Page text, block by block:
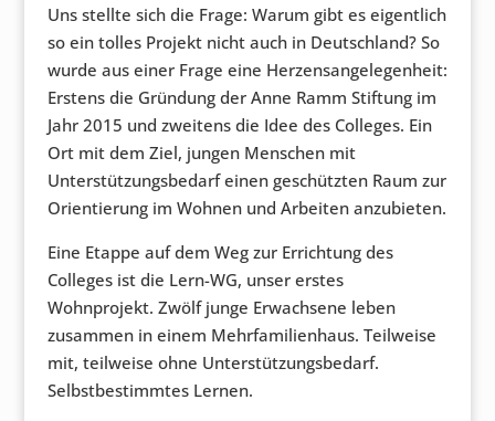
Uns stellte sich die Frage: Warum gibt es eigentlich
so ein tolles Projekt nicht auch in Deutschland? So
wurde aus einer Frage eine Herzensangelegenheit:
Erstens die Gründung der Anne Ramm Stiftung im
Jahr 2015 und zweitens die Idee des Colleges. Ein
Ort mit dem Ziel, jungen Menschen mit
Unterstützungsbedarf einen geschützten Raum zur
Orientierung im Wohnen und Arbeiten anzubieten.
Eine Etappe auf dem Weg zur Errichtung des
Colleges ist die Lern-WG, unser erstes
Wohnprojekt. Zwölf junge Erwachsene leben
zusammen in einem Mehrfamilienhaus. Teilweise
mit, teilweise ohne Unterstützungsbedarf.
Selbstbestimmtes Lernen.